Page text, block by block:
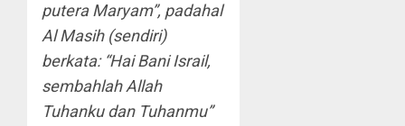
putera Maryam”, padahal
Al Masih (sendiri)
berkata: “Hai Bani Israil,
sembahlah Allah
Tuhanku dan Tuhanmu”